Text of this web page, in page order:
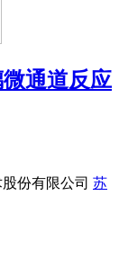
通道反应
份有限公司 苏